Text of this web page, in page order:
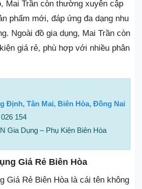
Mai Trần còn thường xuyên cập
phẩm mới, đáp ứng đa dạng nhu
Ngoài đồ gia dụng, Mai Trần còn
giá rẻ, phù hợp với nhiều phân
Định, Tân Mai, Biên Hòa, Đồng Nai
154
Gia Dụng – Phụ Kiện Biên Hòa
Giá Rẻ Biên Hòa
Giá Rẻ Biên Hòa là cái tên không